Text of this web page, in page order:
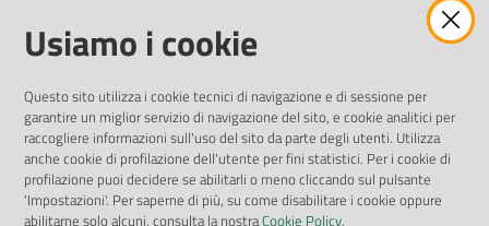
Amministrazione Trasparente
Pubblicità legale
Privacy Policy
Attuazione Misure PNRR
Liste di Attesa
ENTI, IMPRESE E PARTNER
Usiamo i cookie
Questo sito utilizza i cookie tecnici di navigazione e di sessione per
garantire un miglior servizio di navigazione del sito, e cookie analitici per
raccogliere informazioni sull'uso del sito da parte degli utenti. Utilizza
anche cookie di profilazione dell'utente per fini statistici. Per i cookie di
profilazione puoi decidere se abilitarli o meno cliccando sul pulsante
'Impostazioni'. Per saperne di più, su come disabilitare i cookie oppure
abilitarne solo alcuni, consulta la nostraCookie Policy.